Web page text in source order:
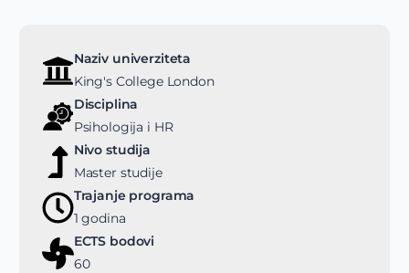
Naziv univerziteta
King's College London
Disciplina
Psihologija i HR
Nivo studija
Master studije
Trajanje programa
1 godina
ECTS bodovi
60